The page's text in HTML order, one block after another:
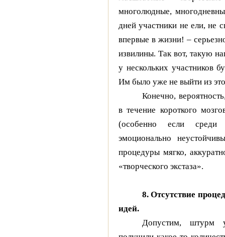
многолюдные,
дней участники не ели, не
впервые в жизни! –
извилины. Так вот, такую
у нескольких участников
Им было уже не выйти из
Конечно,
в течение короткого
(особенно если среди
эмоционально
процедуры мягко,
«творческого экстаза».
8. Отсутствие
идей.
Допустим, штурм